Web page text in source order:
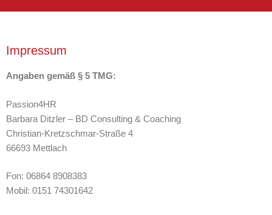
Impressum
Angaben gemäß § 5 TMG:
Passion4HR
Barbara Ditzler – BD Consulting & Coaching
Christian-Kretzschmar-Straße 4
66693 Mettlach
Fon: 06864 8908383
Mobil: 0151 74301642